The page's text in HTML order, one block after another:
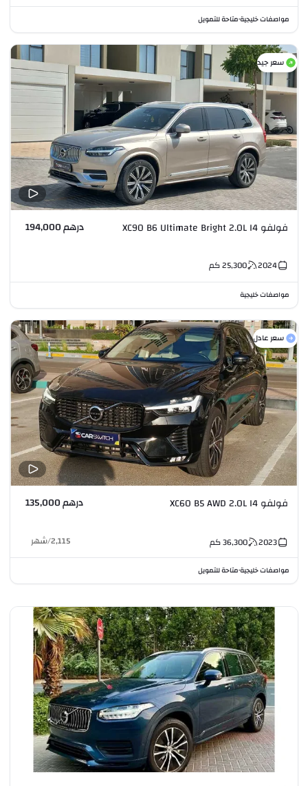
مواصفات خليجية•متاحة للتمويل
سعر جيد
فولفو XC90 B6 Ultimate Bright 2.0L I4 درهم 194,000
2024
25,300كم
مواصفات خليجية
سعر عادل
فولفو XC60 B5 AWD 2.0L I4 درهم 135,000
2023
36,300كم 2,115
/شهر
مواصفات خليجية•متاحة للتمويل